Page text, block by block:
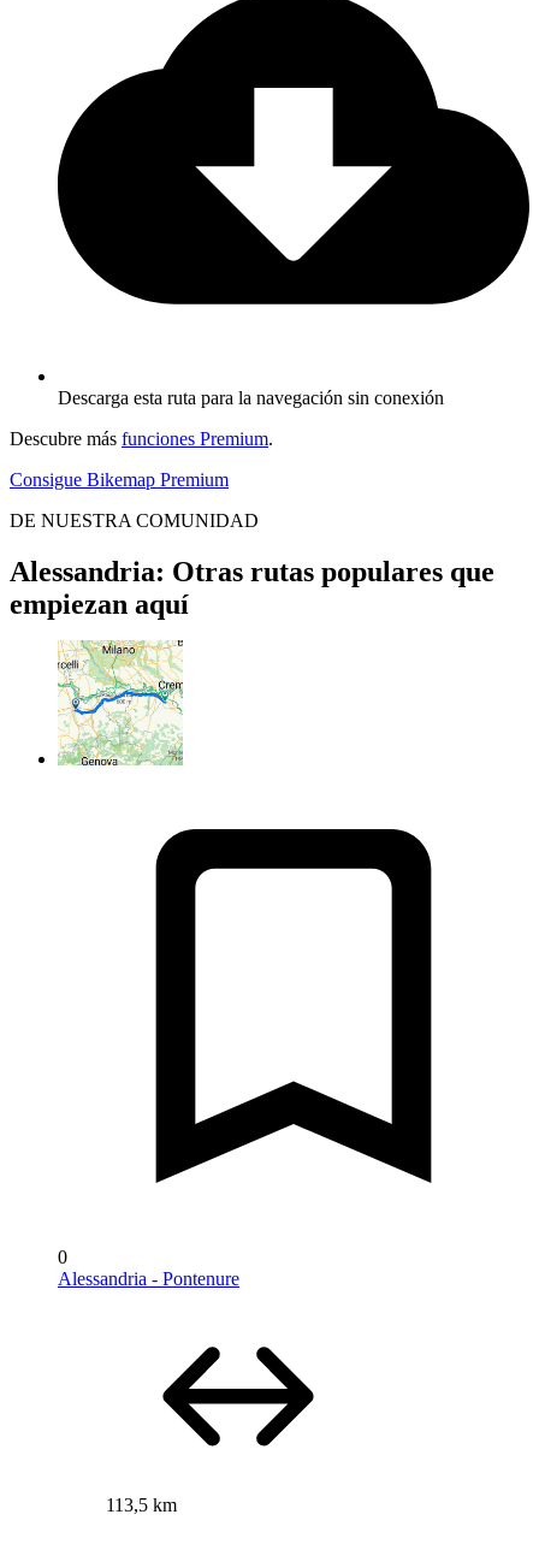
Descarga esta ruta para la navegación sin conexión
Descubre más funciones Premium.
Consigue Bikemap Premium
DE NUESTRA COMUNIDAD
Alessandria: Otras rutas populares que
empiezan aquí
0
Alessandria - Pontenure
113,5 km